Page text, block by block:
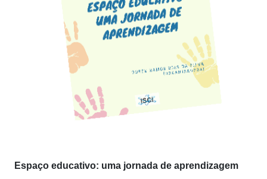
Espaço educativo: uma jornada de aprendizagem